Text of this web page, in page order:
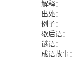
解释：
出处：
例子：
歇后语：
谜语：
成语故事：